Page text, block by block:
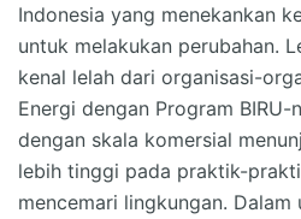
Indonesia yang menekankan
untuk melakukan perubahan.
kenal lelah dari organisasi-
Energi dengan Program
dengan skala komersial
lebih tinggi pada praktik-
mencemari lingkungan.